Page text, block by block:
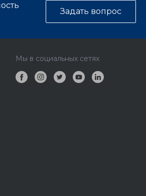
Задать вопрос
Мы в социальных сетях